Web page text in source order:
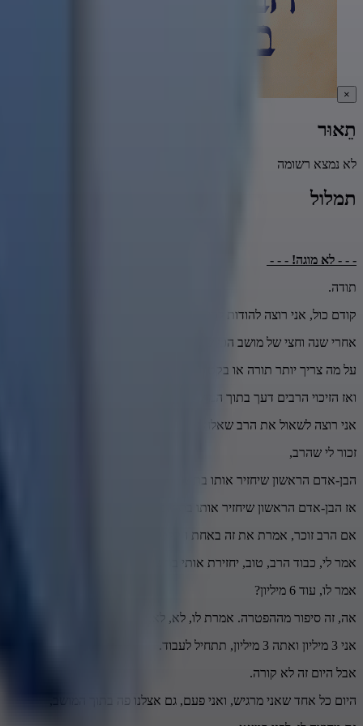
×
תֵאוּר
לא נמצא רשומה
תמלול
- - - לא מוגה! - - -
תודה.
קודם כול, אני רוצה להודות לכבוד השבוע ברכות שזיכה אותנו לחזור
אחרי שנה וחצי של מושב הכי שמח לה בפעילות, כי היה פה ויכוח במושב
על מה צריך יותר תורה או בקטן של זיכוי הרבים,
ואז הזיכוי הרבים דעך בתוך המושב.
אני רוצה לשאול את הרב שאלה אחת ואחרי זה נדבר על המצב שפוקד
זכור לי שהרב,
הבן-אדם הראשון שיחזיר אותו בתשובה,
אז הבן-אדם הראשון שיחזיר אותו בתשובה אמר לו, כבוד הרב,
אם הרב זוכר, אמרת את זה באחת הקלטות,
אמר לי, כבוד הרב, טוב, יחזירת אותי בתשובה.
אמר לו, עוד 6 מיליון?
אה, זה סיפור מההפטרה. אמרת לו, לא, לא,
אני 3 מיליון ואתה 3 מיליון, תתחיל לעבוד.
אבל היום זה לא קורה.
היום כל אחד שאני מרגיש, ואני פעם, גם אצלנו פה בתוך המושב,